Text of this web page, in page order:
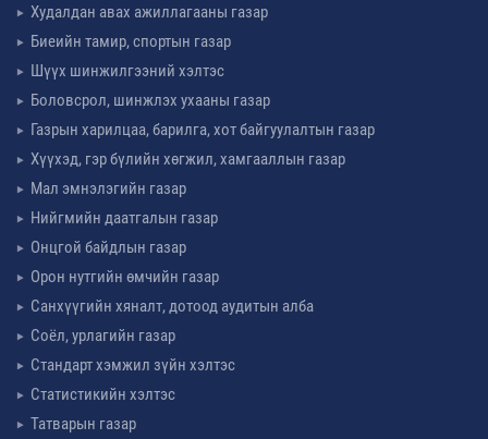
Худалдан авах ажиллагааны газар
Биеийн тамир, спортын газар
Шүүх шинжилгээний хэлтэс
Боловсрол, шинжлэх ухааны газар
Газрын харилцаа, барилга, хот байгуулалтын газар
Хүүхэд, гэр бүлийн хөгжил, хамгааллын газар
Мал эмнэлэгийн газар
Нийгмийн даатгалын газар
Онцгой байдлын газар
Орон нутгийн өмчийн газар
Санхүүгийн хяналт, дотоод аудитын алба
Соёл, урлагийн газар
Стандарт хэмжил зүйн хэлтэс
Статистикийн хэлтэс
Татварын газар